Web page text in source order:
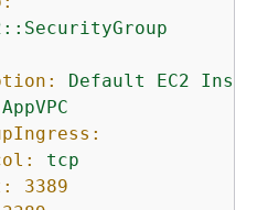
Default EC2
AppVPC
tcp
3389